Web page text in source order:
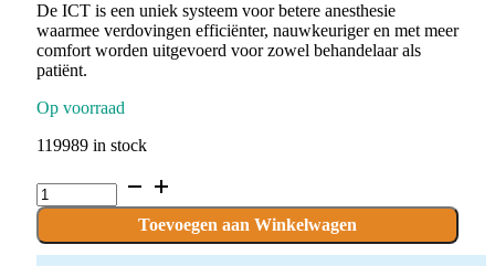
De ICT is een uniek systeem voor betere anesthesie
waarmee verdovingen efficiënter, nauwkeuriger en met meer
comfort worden uitgevoerd voor zowel behandelaar als
patiënt.
Op voorraad
119989 in stock
ICT
quantity
Toevoegen aan Winkelwagen